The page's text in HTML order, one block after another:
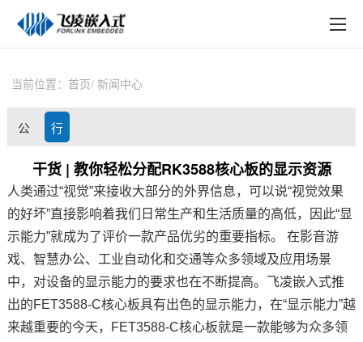
技术与支持
在线文档
方案定制
天猫商城
淘宝商城
在线购买
当前位置： 首页 新闻中心
公
动
态
行
业
资
讯
干货 | 教你轻松分配RK3588核心板的显示资源
人类通过“视觉”来接收大部分的外界信息，可以说“视觉效果
的好坏”直接影响着我们日常生产和生活质量的高低，因此“显
示能力”就成为了评价一款产品优劣的重要指标。 在影音游
戏、智慧办公、工业自动化和交通等众多领域及应用场景
中，对设备的显示能力的要求也在不断提高。飞凌嵌入式推
出的FET3588-C核心板具有出色的显示能力，在“显示能力”越
来越重要的今天，FET3588-C核心板就是一款能够为众多领